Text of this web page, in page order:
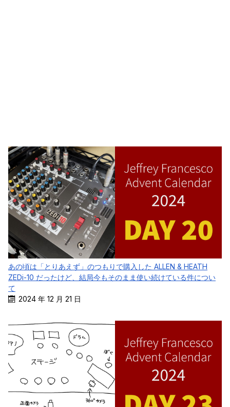
あの頃は「とりあえず」のつもりで購入した ALLEN & HEATH
ZEDi-10 だったけど、結局今もそのまま使い続けている件につい
て
2024 年 12 月 21 日